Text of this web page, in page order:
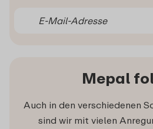
Mepal
Auch in den verschiedenen
sind wir mit vielen